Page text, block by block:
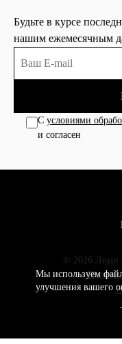
Будьте в курсе
нашим ежемесячным
Сусловиями
и согласен
© 2026 Люди
Мы используем
улучшения вашего